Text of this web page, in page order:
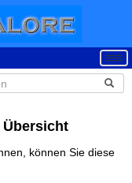
Übersicht
können Sie diese